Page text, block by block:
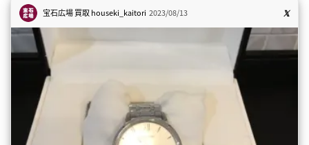
宝石広場 買取houseki_kaitori 2023/08/13